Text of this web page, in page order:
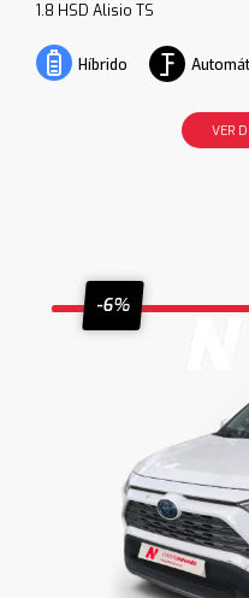
1.8 HSD Alisio TS
Híbrido
VER
-6%